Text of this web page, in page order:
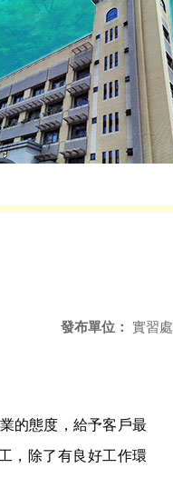
發布單位： 實習處
的態度，給予客戶最
，除了有良好工作環